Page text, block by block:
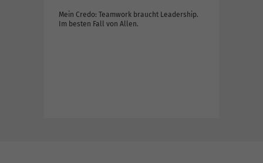
Mein Credo: Teamwork braucht Leadership.
Im besten Fall von Allen.